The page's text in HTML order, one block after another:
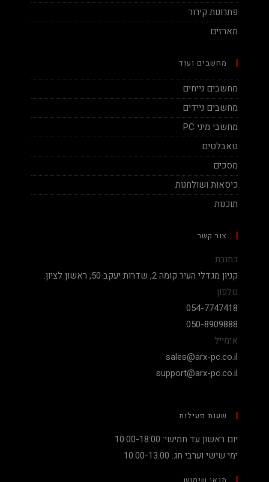
פתרונות קירור
מארזים
מחשבים ועוד
מחשבים נייחים
מחשבים ניידים
מחשבי מיני PC
טאבלטים
מסכים
כיסאות ושולחנות
תוכנות
צור קשר
כתובת
קניון מגדלי העיר קומה 2, שדרות יעקב 50, ראשון לציון.
טלפון
054-7747418
050-8909888
אימייל
sales@arx-pc.co.il
support@arx-pc.co.il
שעות פעילות
יום ראשון עד חמישי: 10:00-18:00
ימי שישי וערבי חג: 10:00-13:00
תנאי שימוש